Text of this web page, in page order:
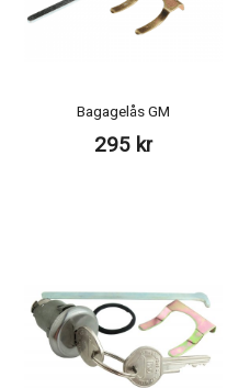
Bagagelås GM
295 kr